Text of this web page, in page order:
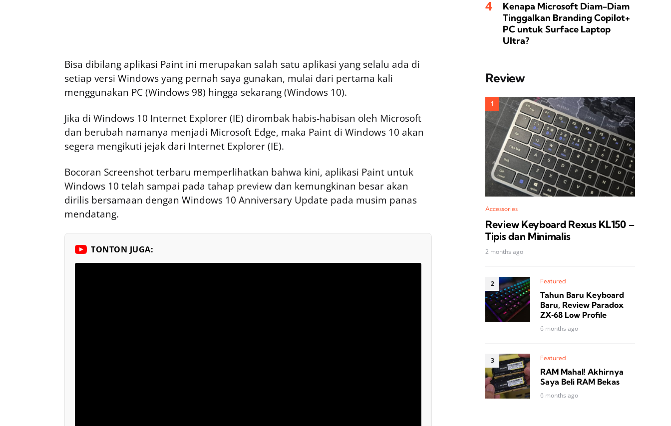
Bisa dibilang aplikasi Paint ini merupakan salah satu aplikasi yang selalu ada di
setiap versi Windows yang pernah saya gunakan, mulai dari pertama kali
menggunakan PC (Windows 98) hingga sekarang (Windows 10).
Jika di Windows 10 Internet Explorer (IE) dirombak habis-habisan oleh Microsoft
dan berubah namanya menjadi Microsoft Edge, maka Paint di Windows 10 akan
segera mengikuti jejak dari Internet Explorer (IE).
Bocoran Screenshot terbaru memperlihatkan bahwa kini, aplikasi Paint untuk
Windows 10 telah sampai pada tahap preview dan kemungkinan besar akan
dirilis bersamaan dengan Windows 10 Anniversary Update pada musim panas
mendatang.
TONTON JUGA:
Kenapa Microsoft Diam-Diam
Tinggalkan Branding Copilot+
PC untuk Surface Laptop
Ultra?
Review
Accessories
Review Keyboard Rexus KL150 –
Tipis dan Minimalis
2 months ago
Featured
Tahun Baru Keyboard
Baru, Review Paradox
ZX‑68 Low Profile
6 months ago
Featured
RAM Mahal! Akhirnya
Saya Beli RAM Bekas
6 months ago